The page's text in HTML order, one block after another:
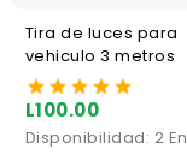
Tira de luces para
vehiculo 3 metros
L100.00
Disponibilidad: 2 En